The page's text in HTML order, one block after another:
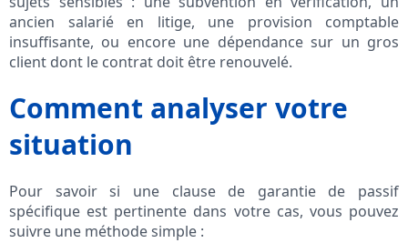
ancien salarié en litige, une provision comptable
insuffisante, ou encore une dépendance sur un gros
client dont le contrat doit être renouvelé.
Comment analyser votre
situation
Pour savoir si une clause de garantie de passif
spécifique est pertinente dans votre cas, vous pouvez
suivre une méthode simple :